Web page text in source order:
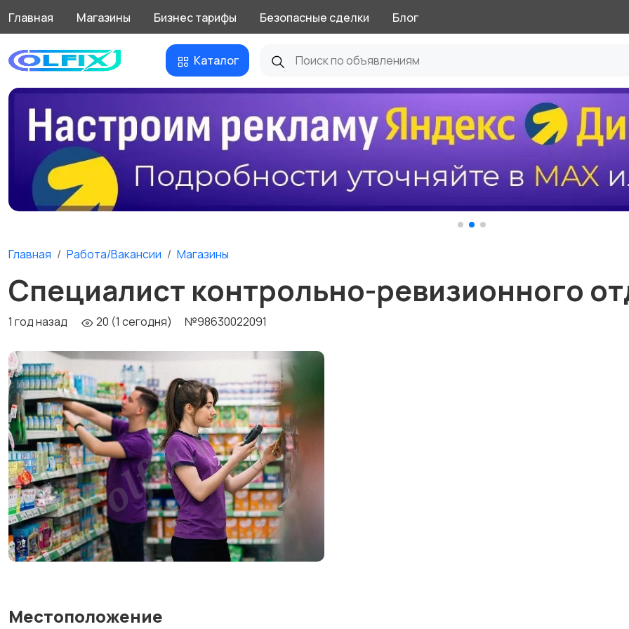
Главная Магазины Бизнес тарифы Безопасные сделки Блог
Каталог
Главная Работа/Вакансии Магазины
Специалист контрольно-ревизионного
1 год назад 20 (1 сегодня) №98630022091
Местоположение